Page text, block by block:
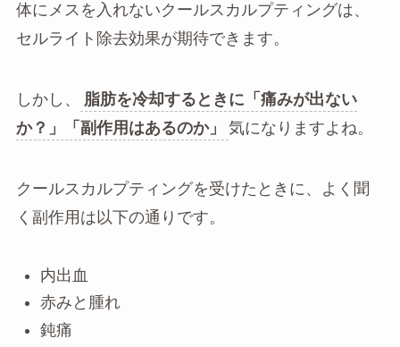
体にメスを入れないクールスカルプティングは、
セルライト除去効果が期待できます。
しかし、
脂肪を冷却するときに「痛みが出ない
か？」「副作用はあるのか」
気になりますよね。
クールスカルプティングを受けたときに、よく聞
く副作用は以下の通りです。
内出血
赤みと腫れ
鈍痛